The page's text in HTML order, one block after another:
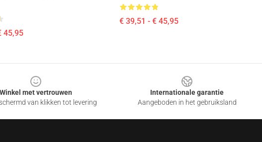
45,95
€ 39,51 - € 45,95
Winkel met vertrouwen
van klikken tot levering
Internationale garantie
Aangeboden in het gebruiksland